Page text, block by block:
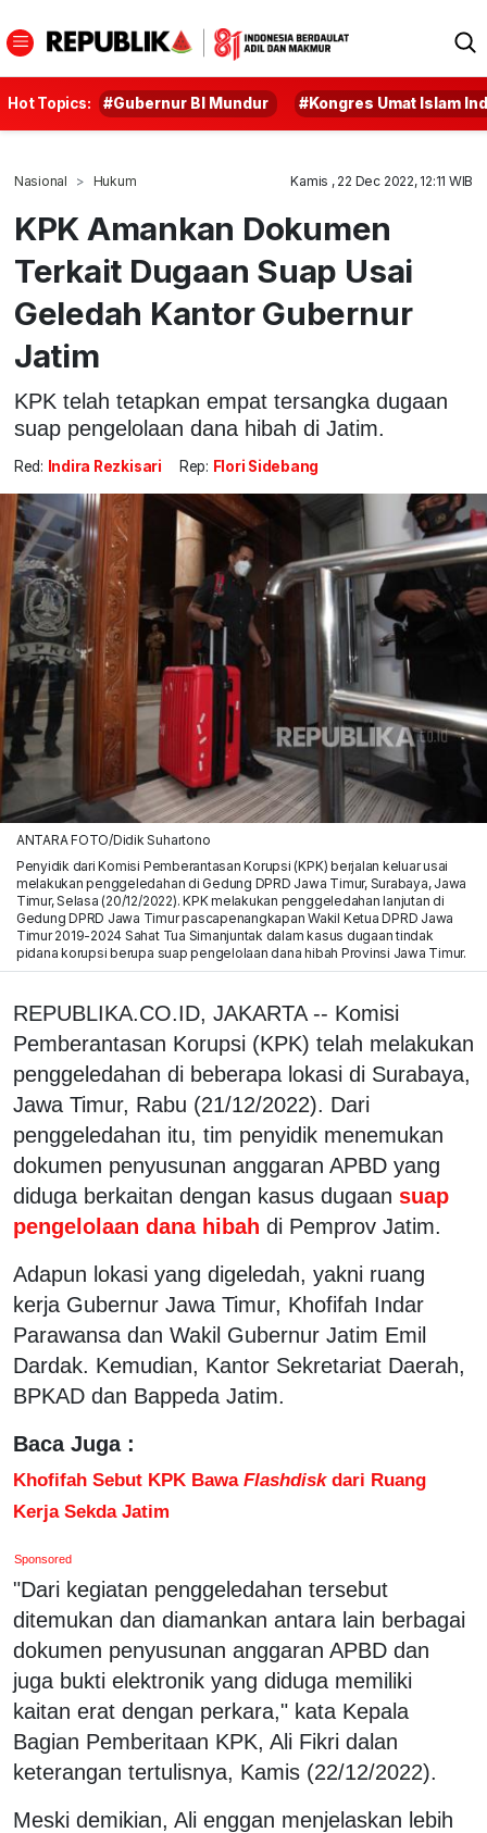
Hot Topics: #Gubernur BI Mundur #Kongres Umat Islam
Nasional Hukum Kamis , 22 Dec 2022, 12:11 WIB
KPK Amankan Dokumen
Terkait Dugaan Suap Usai
Geledah Kantor Gubernur
Jatim
KPK telah tetapkan empat tersangka dugaan
suap pengelolaan dana hibah di Jatim.
Red: Indira Rezkisari Rep: Flori Sidebang
ANTARA FOTO/Didik Suhartono
Penyidik dari Komisi Pemberantasan Korupsi (KPK) berjalan keluar usai
melakukan penggeledahan di Gedung DPRD Jawa Timur, Surabaya, Jawa
Timur, Selasa (20/12/2022). KPK melakukan penggeledahan lanjutan di
Gedung DPRD Jawa Timur pascapenangkapan Wakil Ketua DPRD Jawa
Timur 2019-2024 Sahat Tua Simanjuntak dalam kasus dugaan tindak
pidana korupsi berupa suap pengelolaan dana hibah Provinsi Jawa Timur.
REPUBLIKA.CO.ID, JAKARTA -- Komisi
Pemberantasan Korupsi (KPK) telah melakukan
penggeledahan di beberapa lokasi di Surabaya,
Jawa Timur, Rabu (21/12/2022). Dari
penggeledahan itu, tim penyidik menemukan
dokumen penyusunan anggaran APBD yang
diduga berkaitan dengan kasus dugaan suap
pengelolaan dana hibah di Pemprov Jatim.
Adapun lokasi yang digeledah, yakni ruang
kerja Gubernur Jawa Timur, Khofifah Indar
Parawansa dan Wakil Gubernur Jatim Emil
Dardak. Kemudian, Kantor Sekretariat Daerah,
BPKAD dan Bappeda Jatim.
Baca Juga :
Khofifah Sebut KPK Bawa Flashdiskdari Ruang
Kerja Sekda Jatim
Sponsored
"Dari kegiatan penggeledahan tersebut
ditemukan dan diamankan antara lain berbagai
dokumen penyusunan anggaran APBD dan
juga bukti elektronik yang diduga memiliki
kaitan erat dengan perkara," kata Kepala
Bagian Pemberitaan KPK, Ali Fikri dalan
keterangan tertulisnya, Kamis (22/12/2022).
Meski demikian, Ali enggan menjelaskan lebih